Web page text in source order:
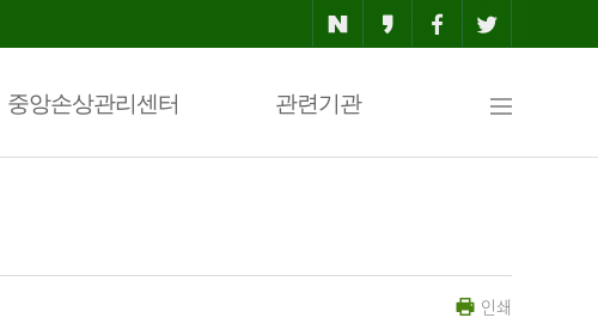
중앙손상관리센터 관련기관
인쇄